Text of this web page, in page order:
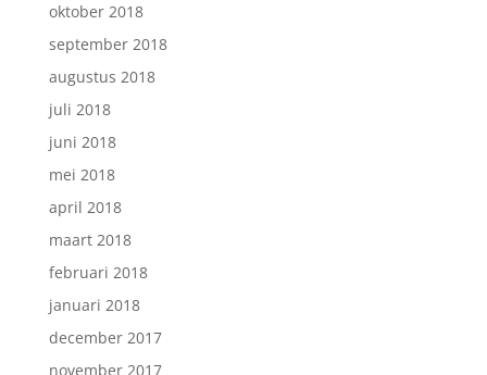
oktober 2018
september 2018
augustus 2018
juli 2018
juni 2018
mei 2018
april 2018
maart 2018
februari 2018
januari 2018
december 2017
november 2017